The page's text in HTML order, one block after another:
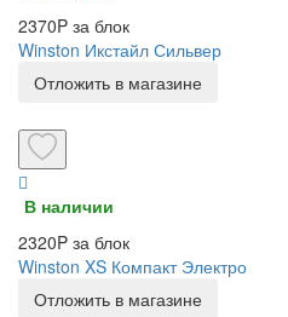
2370P за блок
Winston Икстайл Сильвер
Отложить в магазине
В наличии
2320P за блок
Winston XS Компакт Электро
Отложить в магазине